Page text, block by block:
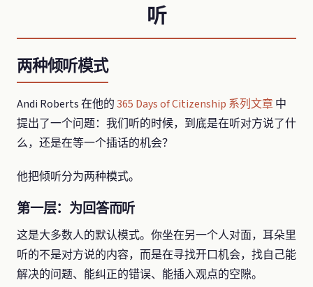
听
两种倾听模式
Andi Roberts 在他的365 Days of Citizenship 系列文章中
提出了一个问题：我们听的时候，到底是在听对方说了什
么，还是在等一个插话的机会？
他把倾听分为两种模式。
第一层：为回答而听
这是大多数人的默认模式。你坐在另一个人对面，耳朵里
听的不是对方说的内容，而是在寻找开口机会，找自己能
解决的问题、能纠正的错误、能插入观点的空隙。